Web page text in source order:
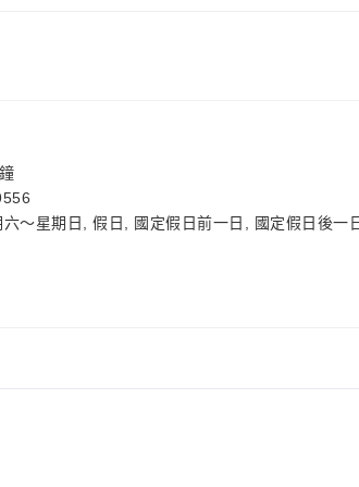
～星期日, 假日, 國定假日前一日, 國定假日後一